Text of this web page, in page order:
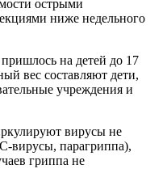
острыми
ниже недельного
на детей до 17
вес составляют дети,
учреждения и
вирусы не
вирусы, парагриппа),
гриппа не